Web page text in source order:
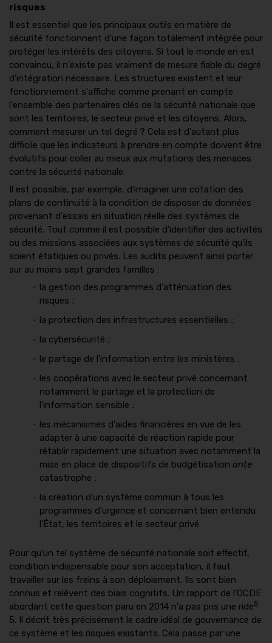
risques
Il est essentiel que les principaux outils en matière de
sécurité fonctionnent d'une façon totalement intégrée pour
protéger les intérêts des citoyens. Si tout le monde en est
convaincu, il n'existe pas vraiment de mesure fiable du degré
d'intégration nécessaire. Les structures existent et leur
fonctionnement s'affiche comme prenant en compte
l'ensemble des partenaires clés de la sécurité nationale que
sont les territoires, le secteur privé et les citoyens. Alors,
comment mesurer un tel degré ? Cela est d'autant plus
difficile que les indicateurs à prendre en compte doivent être
évolutifs pour coller au mieux aux mutations des menaces
contre la sécurité nationale.
Il est possible, par exemple, d'imaginer une cotation des
plans de continuité à la condition de disposer de données
provenant d'essais en situation réelle des systèmes de
sécurité. Tout comme il est possible d'identifier des activités
ou des missions associées aux systèmes de sécurité qu'ils
soient étatiques ou privés. Les audits peuvent ainsi porter
sur au moins sept grandes familles :
la gestion des programmes d'atténuation des
risques ;
la protection des infrastructures essentielles ;
la cybersécurité ;
le partage de l'information entre les ministères ;
les coopérations avec le secteur privé concernant
notamment le partage et la protection de
l'information sensible ;
les mécanismes d'aides financières en vue de les
adapter à une capacité de réaction rapide pour
rétablir rapidement une situation avec notamment la
mise en place de dispositifs de budgétisation ante
catastrophe ;
la création d'un système commun à tous les
programmes d'urgence et concernant bien entendu
l'État, les territoires et le secteur privé.
Pour qu'un tel système de sécurité nationale soit effectif,
condition indispensable pour son acceptation, il faut
travailler sur les freins à son déploiement. Ils sont bien
connus et relèvent des biais cognitifs. Un rapport de l'OCDE
abordant cette question paru en 2014 n'a pas pris une ride5
5. Il décrit très précisément le cadre idéal de gouvernance de
ce système et les risques existants. Cela passe par une